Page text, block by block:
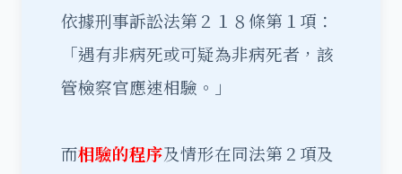
依據刑事訴訟法第２１８條第１項：
「遇有非病死或可疑為非病死者，該
管檢察官應速相驗。」
而相驗的程序及情形在同法第２項及